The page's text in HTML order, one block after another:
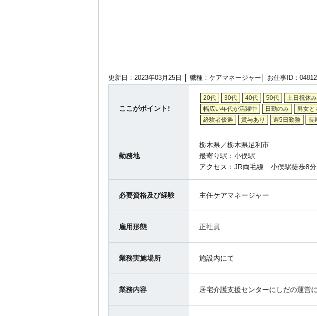
更新日：2023年03月25日 │ 職種：ケアマネージャー│ お仕事ID：04812
ここがポイント!
20代 30代 40代 50代 土日祝休み
幅広い年代が活躍中
日勤のみ 男女と
経験者優遇
賞与あり 週5日勤務 長
勤務地
栃木県／栃木県足利市
最寄り駅：小俣駅
アクセス：JR両毛線 小俣駅徒歩8分
必要資格及び経験 主任ケアマネージャー
雇用形態 正社員
業務実施場所 施設内にて
業務内容 居宅介護支援センターにしだの運営